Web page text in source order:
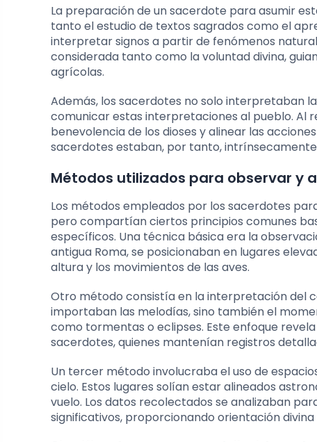
La preparación de un sacerdote para asumir
tanto el estudio de textos sagrados como el
interpretar signos a partir de fenómenos
considerada tanto como la voluntad divina,
agrícolas.
Además, los sacerdotes no solo interpretaban
comunicar estas interpretaciones al pueblo. Al
benevolencia de los dioses y alinear las
sacerdotes estaban, por tanto,
Métodos utilizados para observar y
Los métodos empleados por los sacerdotes
pero compartían ciertos principios comunes
específicos. Una técnica básica era la
antigua Roma, se posicionaban en lugares
altura y los movimientos de las aves.
Otro método consistía en la interpretación del
importaban las melodías, sino también el
como tormentas o eclipses. Este enfoque
sacerdotes, quienes mantenían registros
Un tercer método involucraba el uso de
cielo. Estos lugares solían estar alineados
vuelo. Los datos recolectados se analizaban
significativos, proporcionando orientación